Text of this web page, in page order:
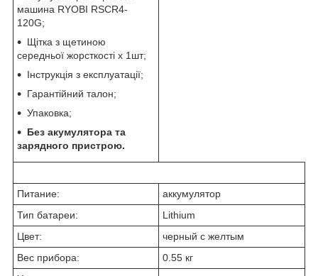
машина RYOBI RSCR4-
120G;
Щітка з щетиною
середньої жорсткості х 1шт;
Інструкція з експлуатації;
Гарантійний талон;
Упаковка;
Без акумулятора та
зарядного пристрою.
Питание:
аккумулятор
Тип батареи:
Lithium
Цвет:
черный с желтым
Вес прибора:
0.55 кг